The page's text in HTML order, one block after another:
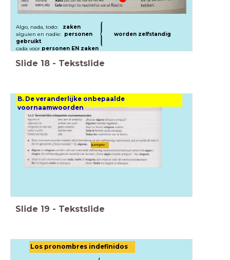
Algo, nada, todo: zaken
alguien en nadie: personen
worden zelfstandig
gebruikt
cada voor personen EN zaken
Slide 18 - Tekstslide
B. De veranderlijke onbepaalde
voornaamwoorden
ja,een paar
Slide 19 - Tekstslide
Los pronombres indefinidos